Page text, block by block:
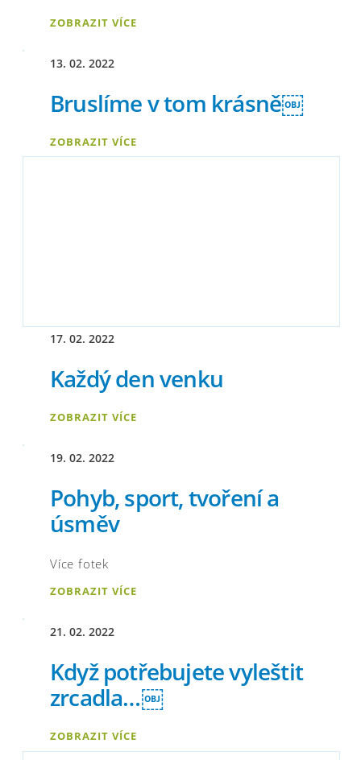
ZOBRAZIT VÍCE
13. 02. 2022
Bruslíme v tom krásně￼
ZOBRAZIT VÍCE
17. 02. 2022
Každý den venku
ZOBRAZIT VÍCE
19. 02. 2022
Pohyb, sport, tvoření a
úsměv
Více fotek
ZOBRAZIT VÍCE
21. 02. 2022
Když potřebujete vyleštit
zrcadla…￼
ZOBRAZIT VÍCE